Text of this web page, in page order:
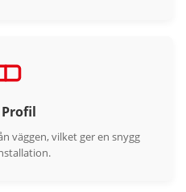
Profil
väggen, vilket ger en snygg